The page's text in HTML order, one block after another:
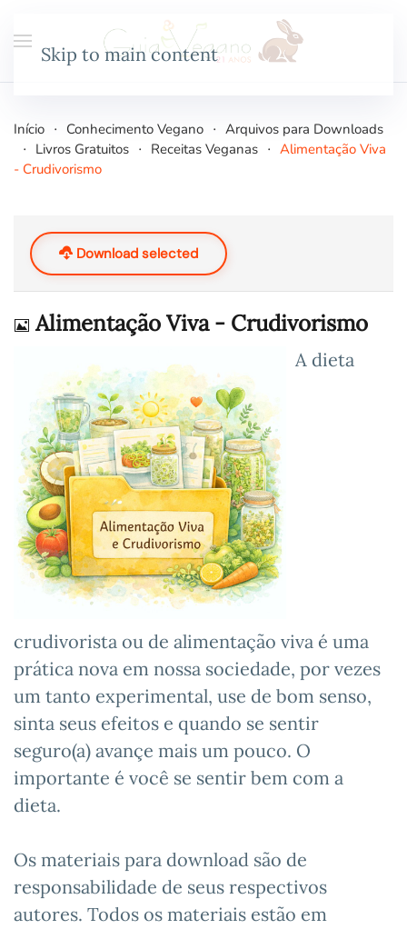
Skip to main content
Início Conhecimento Vegano
Arquivos para Downloads
Livros Gratuitos
Receitas Veganas
Alimentação Viva
- Crudivorismo
Download selected
Imagem
Alimentação Viva - Crudivorismo
A dieta
crudivorista ou de alimentação viva é uma
prática nova em nossa sociedade, por vezes
um tanto experimental, use de bom senso,
sinta seus efeitos e quando se sentir
seguro(a) avançe mais um pouco. O
importante é você se sentir bem com a
dieta.
Os materiais para download são de
responsabilidade de seus respectivos
autores. Todos os materiais estão em